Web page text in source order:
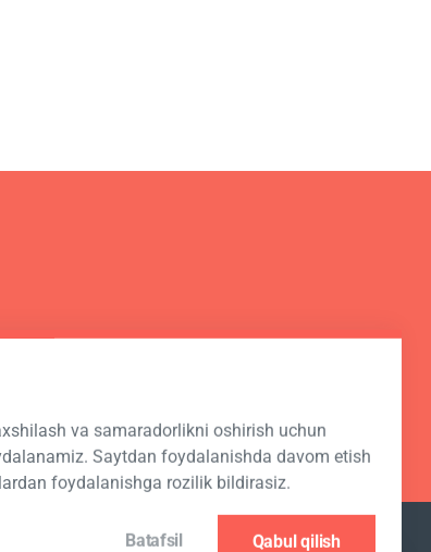
va samaradorlikni oshirish uchun
Saytdan foydalanishda davom etish
foydalanishga rozilik bildirasiz.
Batafsil Qabul qilish